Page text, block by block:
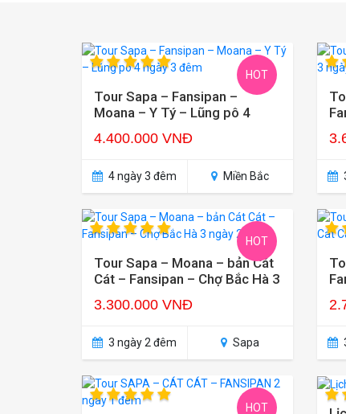
HOT
Tour Sapa – Fansipan –
Moana – Y Tý – Lũng pô 4
4.400.000 VNĐ
4 ngày 3 đêm Miền Bắc
HOT
Tour Sapa – Moana – bản Cát
Cát – Fansipan – Chợ Bắc Hà 3
3.300.000 VNĐ
3 ngày 2 đêm Sapa
HOT